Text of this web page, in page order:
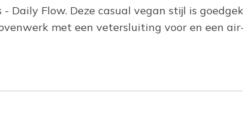
Flow. Deze casual vegan stijl is
met een vetersluiting voor en een